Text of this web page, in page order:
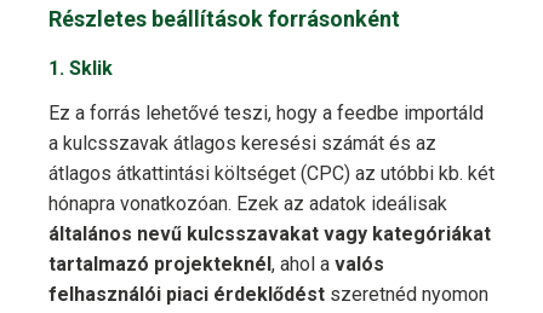
Részletes beállítások forrásonként
1. Sklik
Ez a forrás lehetővé teszi, hogy a feedbe importáld
a kulcsszavak átlagos keresési számát és az
átlagos átkattintási költséget (CPC) az utóbbi kb. két
hónapra vonatkozóan. Ezek az adatok ideálisak
általános nevű kulcsszavakat vagy kategóriákat
tartalmazó projekteknél , ahol a valós
felhasználói piaci érdeklődést szeretnéd nyomon